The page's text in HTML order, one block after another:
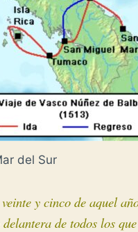
del Sur
y cinco de aquel
de todos los